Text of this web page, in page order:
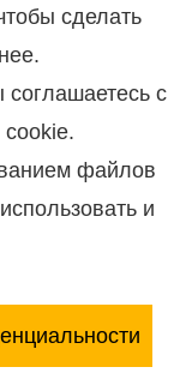
от различного
сделать
с
файлов
и